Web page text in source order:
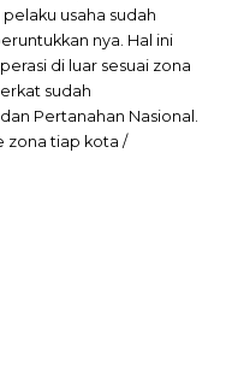
usaha sudah
nya. Hal ini
di luar sesuai zona
sudah
Pertanahan Nasional.
zona tiap kota /